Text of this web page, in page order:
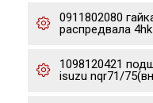
0911802080
распредвала
1098120421
isuzu nqr71/